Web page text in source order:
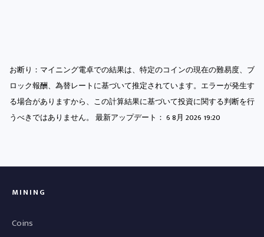
お断り：マイニング電卓での結果は、特定のコインの現在の難易度、ブ
ロック報酬、為替レートに基づいて推定されています。エラーが発生す
る場合がありますから、この計算結果に基づいて投資に関する判断を行
うべきではありません。 最新アップデート： 6 8月 2026 19:20
MINING
Coins